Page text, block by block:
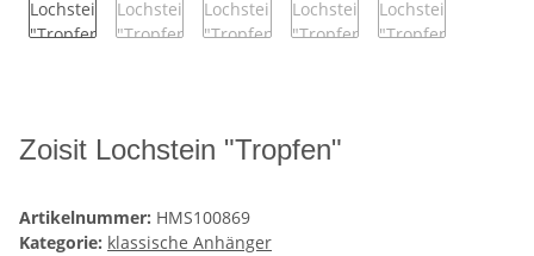
Zoisit Lochstein "Tropfen"
Artikelnummer: HMS100869
Kategorie: klassische Anhänger